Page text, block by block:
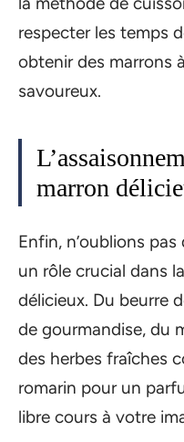
respecter les temps
obtenir des marrons
savoureux.
marron
Enfin, n’oublions
un rôle crucial dans
délicieux. Du beurre
de gourmandise, du
des herbes fraîches
romarin pour un
libre cours à votre